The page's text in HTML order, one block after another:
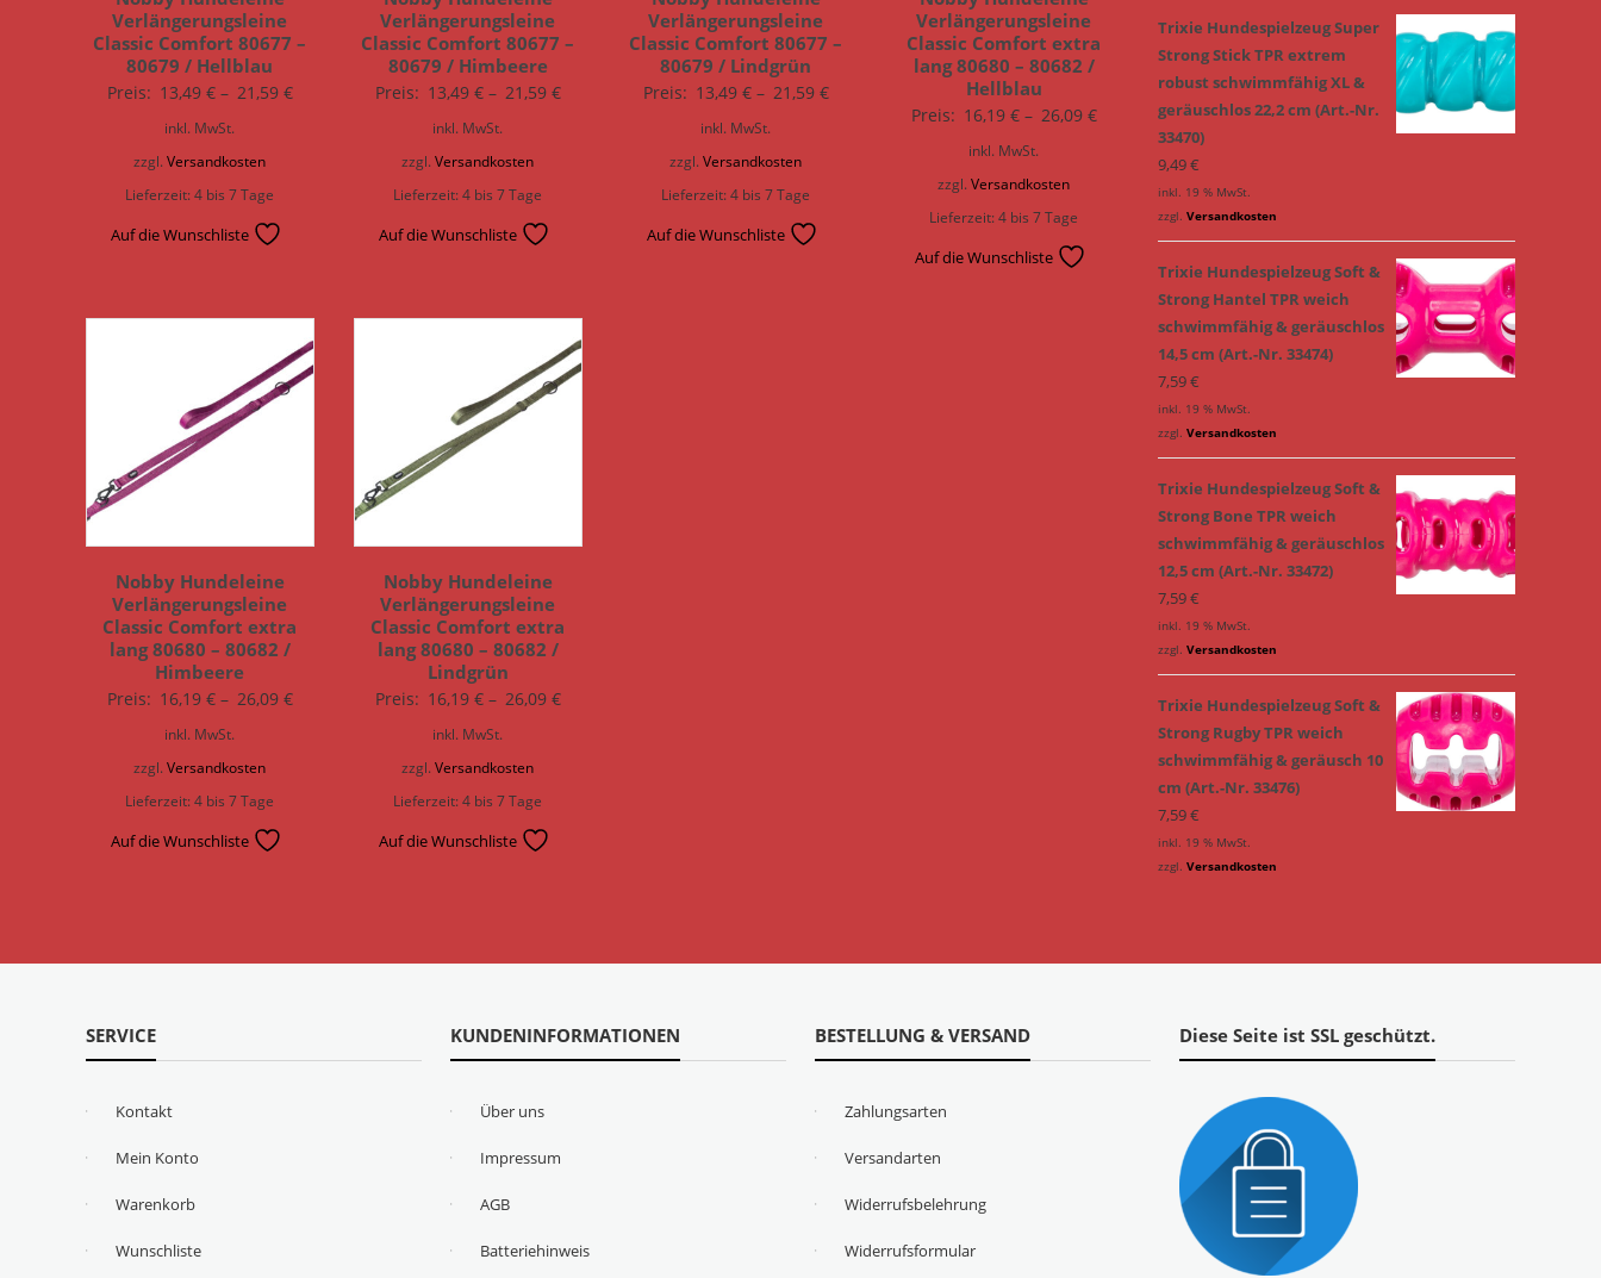
Verlängerungsleine
Classic Comfort 80677 –
80679 / Hellblau
Preis: 13,49 €– 21,59 €
inkl. MwSt.
zzgl.Versandkosten
Lieferzeit:4 bis 7 Tage
Auf die Wunschliste
Verlängerungsleine
Classic Comfort 80677 –
80679 / Himbeere
Preis: 13,49 €– 21,59 €
inkl. MwSt.
zzgl.Versandkosten
Lieferzeit:4 bis 7 Tage
Auf die Wunschliste
Verlängerungsleine
Classic Comfort 80677 –
80679 / Lindgrün
Preis: 13,49 €– 21,59 €
inkl. MwSt.
zzgl.Versandkosten
Lieferzeit:4 bis 7 Tage
Auf die Wunschliste
Verlängerungsleine
Classic Comfort extra
lang 80680 – 80682 /
Hellblau
Preis: 16,19 €– 26,09 €
inkl. MwSt.
zzgl.Versandkosten
Lieferzeit:4 bis 7 Tage
Auf die Wunschliste
Nobby Hundeleine
Verlängerungsleine
Classic Comfort extra
lang 80680 – 80682 /
Himbeere
Preis: 16,19 €– 26,09 €
inkl. MwSt.
zzgl.Versandkosten
Lieferzeit:4 bis 7 Tage
Auf die Wunschliste
Nobby Hundeleine
Verlängerungsleine
Classic Comfort extra
lang 80680 – 80682 /
Lindgrün
Preis: 16,19 €– 26,09 €
inkl. MwSt.
zzgl.Versandkosten
Lieferzeit:4 bis 7 Tage
Auf die Wunschliste
Trixie Hundespielzeug Super
Strong Stick TPR extrem
robust schwimmfähig XL &
geräuschlos 22,2 cm (Art.-Nr.
33470)
9,49€
inkl. 19 % MwSt.
zzgl. Versandkosten
Trixie Hundespielzeug Soft &
Strong Hantel TPR weich
schwimmfähig & geräuschlos
14,5 cm (Art.-Nr. 33474)
7,59€
inkl. 19 % MwSt.
zzgl. Versandkosten
Trixie Hundespielzeug Soft &
Strong Bone TPR weich
schwimmfähig & geräuschlos
12,5 cm (Art.-Nr. 33472)
7,59€
inkl. 19 % MwSt.
zzgl. Versandkosten
Trixie Hundespielzeug Soft &
Strong Rugby TPR weich
schwimmfähig & geräusch 10
cm (Art.-Nr. 33476)
7,59€
inkl. 19 % MwSt.
zzgl. Versandkosten
SERVICE
Kontakt
Mein Konto
Warenkorb
Wunschliste
KUNDENINFORMATIONEN
Über uns
Impressum
AGB
Batteriehinweis
BESTELLUNG & VERSAND
Zahlungsarten
Versandarten
Widerrufsbelehrung
Widerrufsformular
Diese Seite ist SSL geschützt.